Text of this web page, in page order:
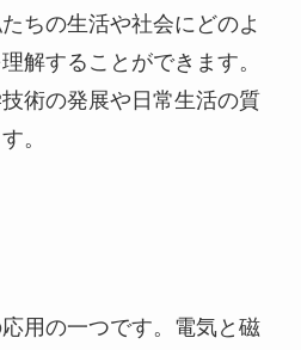
ちの生活や社会にどのよ
解することができます。
術の発展や日常生活の質
。
用の一つです。電気と磁